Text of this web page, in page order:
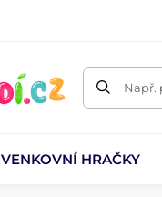
Např.
VENKOVNÍ HRAČKY